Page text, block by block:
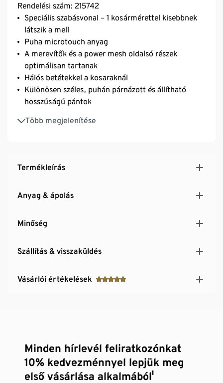
Rendelési szám: 215742
Speciális szabásvonal – 1 kosármérettel kisebbnek
látszik a mell
Puha microtouch anyag
A merevítők és a power mesh oldalsó részek
optimálisan tartanak
Hálós betétekkel a kosaraknál
Különösen széles, puhán párnázott és állítható
hosszúságú pántok
Több megjelenítése
Mutatós fémlemezkével és szatén masnival
Tartós és rendkívül mosásálló, kiváló minőségű
zárórész
Termékleírás
Anyag & ápolás
Minőség
Szállítás & visszaküldés
Vásárlói értékelések
Minden hírlevél feliratkozónkat
10% kedvezménnyel lepjük meg
első vásárlása alkalmából¹